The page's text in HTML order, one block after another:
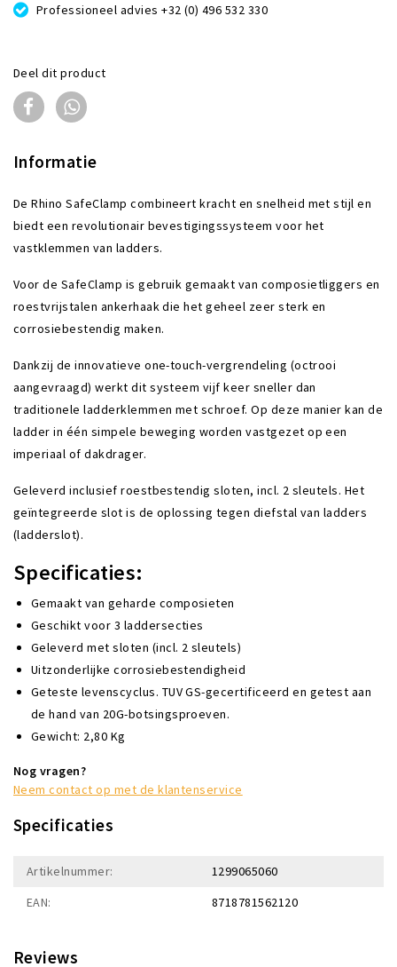
Professioneel advies +32 (0) 496 532 330
Deel dit product
Informatie
De Rhino SafeClamp combineert kracht en snelheid met stijl en
biedt een revolutionair bevestigingssysteem voor het
vastklemmen van ladders.
Voor de SafeClamp is gebruik gemaakt van composietliggers en
roestvrijstalen ankerhaak die het geheel zeer sterk en
corrosiebestendig maken.
Dankzij de innovatieve one-touch-vergrendeling (octrooi
aangevraagd) werkt dit systeem vijf keer sneller dan
traditionele ladderklemmen met schroef. Op deze manier kan de
ladder in één simpele beweging worden vastgezet op een
imperiaal of dakdrager.
Geleverd inclusief roestbestendig sloten, incl. 2 sleutels. Het
geïntegreerde slot is de oplossing tegen diefstal van ladders
(ladderslot).
Specificaties:
Gemaakt van geharde composieten
Geschikt voor 3 laddersecties
Geleverd met sloten (incl. 2 sleutels)
Uitzonderlijke corrosiebestendigheid
Geteste levenscyclus. TUV GS-gecertificeerd en getest aan
de hand van 20G-botsingsproeven.
Gewicht: 2,80 Kg
Nog vragen?
Neem contact op met de klantenservice
Specificaties
Artikelnummer:
1299065060
EAN:
8718781562120
Reviews